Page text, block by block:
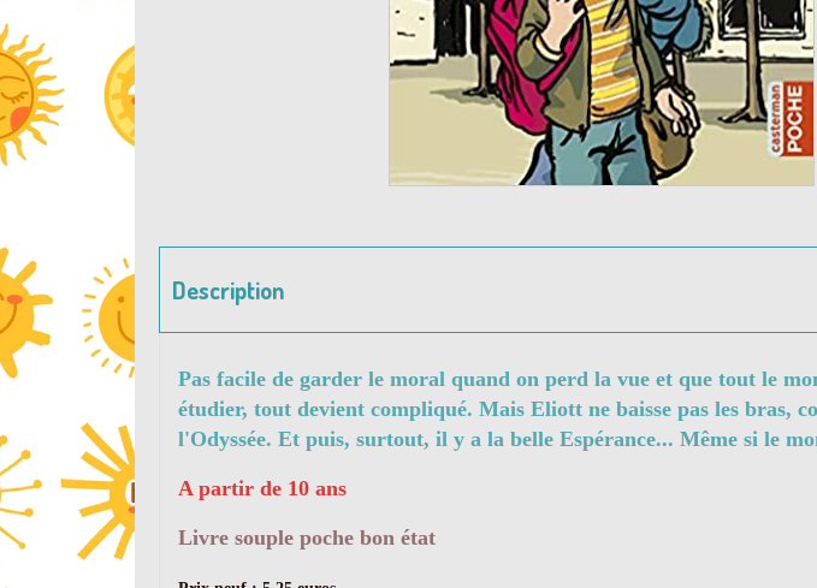
Description
Pas facile de garder le moral quand on perd la vue et que tout le
étudier, tout devient compliqué. Mais Eliott ne baisse pas les bras,
l'Odyssée. Et puis, surtout, il y a la belle Espérance... Même si le
A partir de 10 ans
Livre souple poche bon état